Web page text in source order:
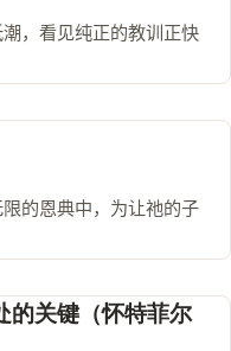
，看见纯正的教训正快
的恩典中，为让祂的子
的关键（怀特菲尔